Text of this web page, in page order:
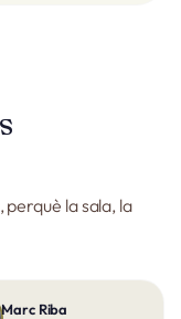
perquè la sala, la
Marc Riba